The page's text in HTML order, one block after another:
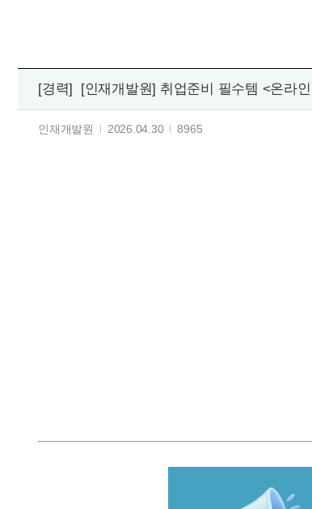
[경력] [인재개발원] 취업준비 필수템 <온라
인재개발원 2026.04.30 8965